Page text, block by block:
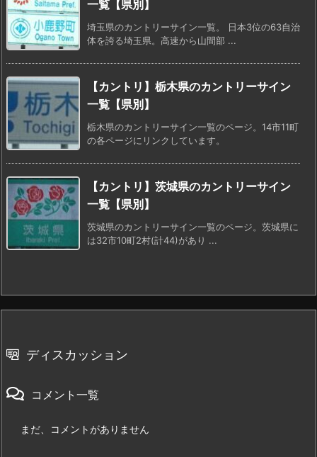
一覧【県別】
埼玉県のカントリーサイン一覧。 日本3位の63自治
体を誇る埼玉県。高速から山間部 ...
【カントリ】栃木県のカントリーサイン
一覧【県別】
栃木県のカントリーサイン一覧のページ。14市11町
の各ページにリンクしています。
【カントリ】茨城県のカントリーサイン
一覧【県別】
茨城県のカントリーサイン一覧のページ。茨城県に
は32市10町2村(計44)があり ...
ディスカッション
コメント一覧
まだ、コメントがありません